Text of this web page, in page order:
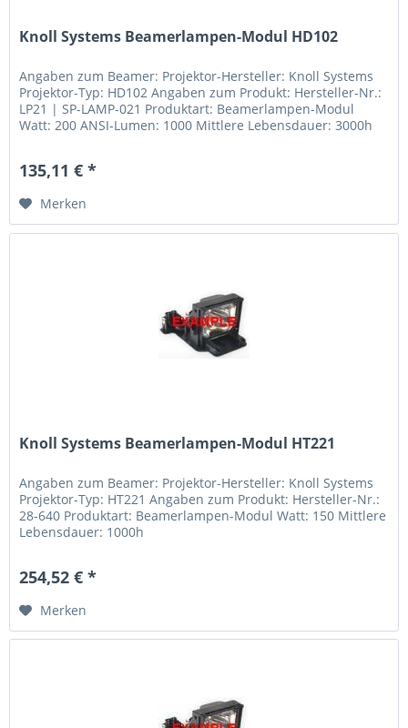
Knoll Systems Beamerlampen-Modul HD102
Angaben zum Beamer: Projektor-Hersteller: Knoll Systems
Projektor-Typ: HD102 Angaben zum Produkt: Hersteller-Nr.:
LP21 | SP-LAMP-021 Produktart: Beamerlampen-Modul
Watt: 200 ANSI-Lumen: 1000 Mittlere Lebensdauer: 3000h
135,11 € *
Merken
Knoll Systems Beamerlampen-Modul HT221
Angaben zum Beamer: Projektor-Hersteller: Knoll Systems
Projektor-Typ: HT221 Angaben zum Produkt: Hersteller-Nr.:
28-640 Produktart: Beamerlampen-Modul Watt: 150 Mittlere
Lebensdauer: 1000h
254,52 € *
Merken